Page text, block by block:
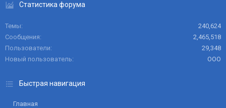
Статистика форума
Темы
240,624
Сообщения
2,465,518
Пользователи
29,348
Новый пользователь
ООО
Быстрая навигация
Главная